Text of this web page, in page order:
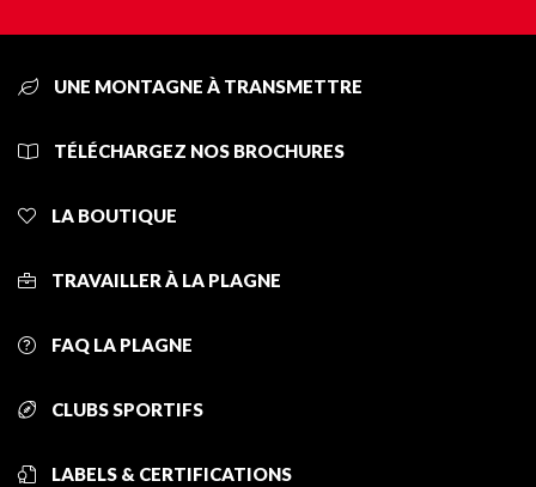
UNE MONTAGNE À TRANSMETTRE
TÉLÉCHARGEZ NOS BROCHURES
LA BOUTIQUE
TRAVAILLER À LA PLAGNE
FAQ LA PLAGNE
CLUBS SPORTIFS
LABELS & CERTIFICATIONS